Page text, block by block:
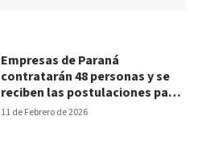
11 de Febrero de 2026
Empresas de Paraná
contratarán 48 personas y se
reciben las postulaciones para
entrenamientos laborales